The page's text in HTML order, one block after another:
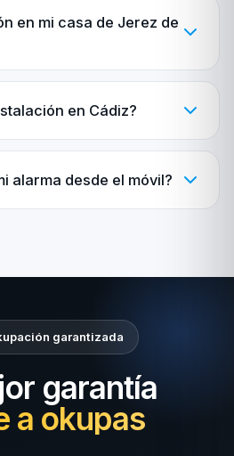
en mi casa de Jerez de
en Cádiz?
alarma desde el móvil?
garantizada
garantía
a okupas